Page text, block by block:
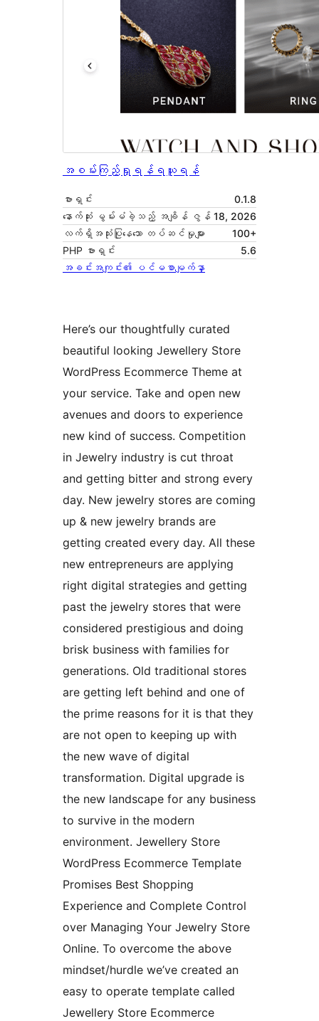
အစမ်းကြည့်ရှုရန် ရယူရန်
ဗားရှင်း
0.1.8
နောက်ဆုံး မွမ်းမံခဲ့သည့် အချိန် ဇွန် 18, 2026
လက်ရှိအသုံးပြုနေသော တပ်ဆင်မှုများ
100+
PHP ဗားရှင်း
5.6
အခင်းအကျင်း၏ ပင်မစာမျက်နှာ
Here’s our thoughtfully curated
beautiful looking Jewellery Store
WordPress Ecommerce Theme at
your service. Take and open new
avenues and doors to experience
new kind of success. Competition
in Jewelry industry is cut throat
and getting bitter and strong every
day. New jewelry stores are coming
up & new jewelry brands are
getting created every day. All these
new entrepreneurs are applying
right digital strategies and getting
past the jewelry stores that were
considered prestigious and doing
brisk business with families for
generations. Old traditional stores
are getting left behind and one of
the prime reasons for it is that they
are not open to keeping up with
the new wave of digital
transformation. Digital upgrade is
the new landscape for any business
to survive in the modern
environment. Jewellery Store
WordPress Ecommerce Template
Promises Best Shopping
Experience and Complete Control
over Managing Your Jewelry Store
Online. To overcome the above
mindset/hurdle we’ve created an
easy to operate template called
Jewellery Store Ecommerce